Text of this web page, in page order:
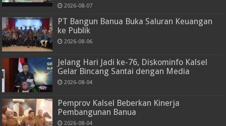
2026-08-07
PT Bangun Banua Buka Saluran Keuangan
ke Publik
2026-08-06
Jelang Hari Jadi ke-76, Diskominfo Kalsel
Gelar Bincang Santai dengan Media
2026-08-04
Pemprov Kalsel Beberkan Kinerja
Pembangunan Banua
2026-08-04